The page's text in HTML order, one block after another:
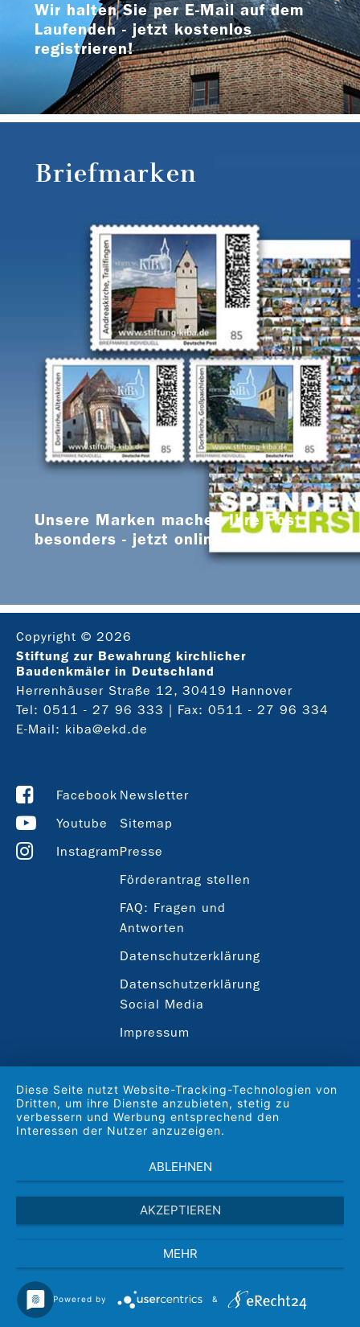
Wir halten Sie per E-Mail auf dem
Laufenden - jetzt kostenlos
registrieren!
Briefmarken
Unsere Marken machen Ihre Post
besonders - jetzt online bestellen
Copyright © 2026
Stiftung zur Bewahrung kirchlicher
Baudenkmäler in Deutschland
Herrenhäuser Straße 12, 30419 Hannover
Tel: 0511 - 27 96 333
| Fax: 0511 - 27 96 334
E-Mail: kiba@ekd.de
Facebook
Youtube
Instagram
Newsletter
Sitemap
Presse
Förderantrag stellen
FAQ: Fragen und
Antworten
Datenschutzerklärung
Datenschutzerklärung
Social Media
Impressum
Diese Seite nutzt Website-Tracking-Technologien von
Dritten, um ihre Dienste anzubieten, stetig zu
verbessern und Werbung entsprechend den
Interessen der Nutzer anzuzeigen.
ABLEHNEN
AKZEPTIEREN
MEHR
Powered by &